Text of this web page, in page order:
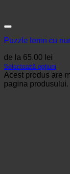
Puzzle lemn cu
de la 65.00 lei
Selectează opțiuni
Acest produs are
pagina produsului.